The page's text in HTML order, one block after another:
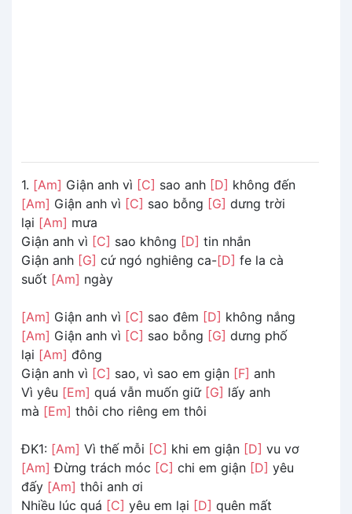
1. [Am] Giận anh vì [C] sao anh [D] không đến
[Am] Giận anh vì [C] sao bỗng [G] dưng trời
lại [Am] mưa
Giận anh vì [C] sao không [D] tin nhắn
Giận anh [G] cứ ngó nghiêng ca-[D] fe la cà
suốt [Am] ngày
[Am] Giận anh vì [C] sao đêm [D] không nắng
[Am] Giận anh vì [C] sao bỗng [G] dưng phố
lại [Am] đông
Giận anh vì [C] sao, vì sao em giận [F] anh
Vì yêu [Em] quá vẫn muốn giữ [G] lấy anh
mà [Em] thôi cho riêng em thôi
ĐK1: [Am] Vì thế mỗi [C] khi em giận [D] vu vơ
[Am] Đừng trách móc [C] chi em giận [D] yêu
đấy [Am] thôi anh ơi
Nhiều lúc quá [C] yêu em lại [D] quên mất